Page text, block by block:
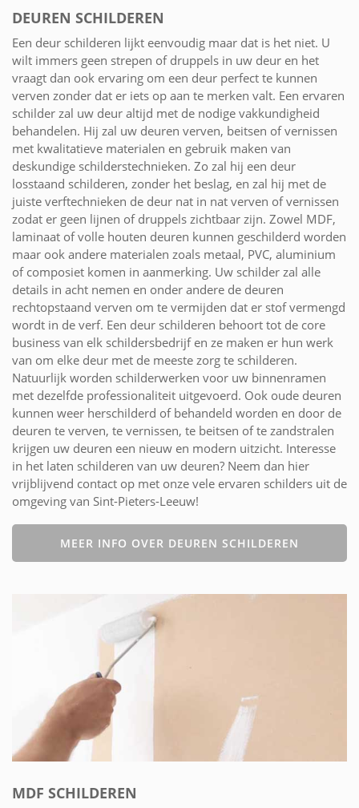
DEUREN SCHILDEREN
Een deur schilderen lijkt eenvoudig maar dat is het niet. U
wilt immers geen strepen of druppels in uw deur en het
vraagt dan ook ervaring om een deur perfect te kunnen
verven zonder dat er iets op aan te merken valt. Een ervaren
schilder zal uw deur altijd met de nodige vakkundigheid
behandelen. Hij zal uw deuren verven, beitsen of vernissen
met kwalitatieve materialen en gebruik maken van
deskundige schilderstechnieken. Zo zal hij een deur
losstaand schilderen, zonder het beslag, en zal hij met de
juiste verftechnieken de deur nat in nat verven of vernissen
zodat er geen lijnen of druppels zichtbaar zijn. Zowel MDF,
laminaat of volle houten deuren kunnen geschilderd worden
maar ook andere materialen zoals metaal, PVC, aluminium
of composiet komen in aanmerking. Uw schilder zal alle
details in acht nemen en onder andere de deuren
rechtopstaand verven om te vermijden dat er stof vermengd
wordt in de verf. Een deur schilderen behoort tot de core
business van elk schildersbedrijf en ze maken er hun werk
van om elke deur met de meeste zorg te schilderen.
Natuurlijk worden schilderwerken voor uw binnenramen
met dezelfde professionaliteit uitgevoerd. Ook oude deuren
kunnen weer herschilderd of behandeld worden en door de
deuren te verven, te vernissen, te beitsen of te zandstralen
krijgen uw deuren een nieuw en modern uitzicht. Interesse
in het laten schilderen van uw deuren? Neem dan hier
vrijblijvend contact op met onze vele ervaren schilders uit de
omgeving van Sint-Pieters-Leeuw!
MEER INFO OVER DEUREN SCHILDEREN
MDF SCHILDEREN